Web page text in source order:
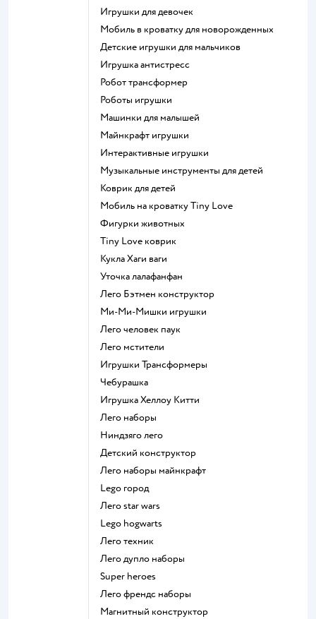
Игрушки для девочек
Мобиль в кроватку для новорожденных
Детские игрушки для мальчиков
Игрушка антистресс
Робот трансформер
Роботы игрушки
Машинки для малышей
Майнкрафт игрушки
Интерактивные игрушки
Музыкальные инструменты для детей
Коврик для детей
Мобиль на кроватку Tiny Love
Фигурки животных
Tiny Love коврик
Кукла Хаги ваги
Уточка лалафанфан
Лего Бэтмен конструктор
Ми-Ми-Мишки игрушки
Лего человек паук
Лего мстители
Игрушки Трансформеры
Чебурашка
Игрушка Хеллоу Китти
Лего наборы
Ниндзяго лего
Детский конструктор
Лего наборы майнкрафт
Lego город
Лего star wars
Lego hogwarts
Лего техник
Лего дупло наборы
Super heroes
Лего френдс наборы
Магнитный конструктор